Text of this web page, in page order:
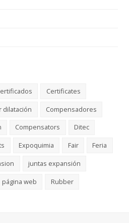
Certificates
dilatación
Compensadores
Compensators
Ditec
Expoquimia Fair
Feria
juntas expansión
página web Rubber